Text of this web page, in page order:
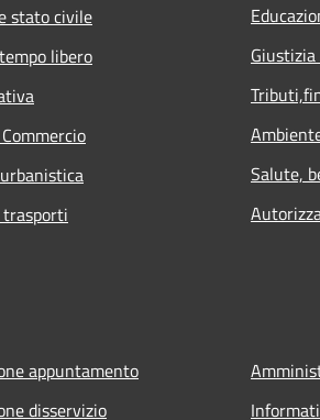
stato civile
libero
Salute,
appuntamento
disservizio